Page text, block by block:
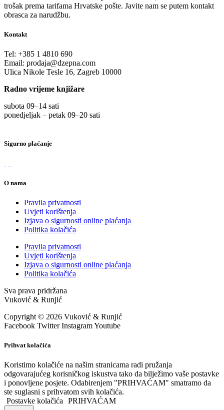
trošak prema tarifama Hrvatske pošte. Javite nam se putem kontakt
obrasca za narudžbu.
Kontakt
Tel: +385 1 4810 690
Email: prodaja@dzepna.com
Ulica Nikole Tesle 16, Zagreb 10000
Radno vrijeme knjižare
subota 09–14 sati
ponedjeljak – petak 09–20 sati
Sigurno plaćanje
O nama
Pravila privatnosti
Uvjeti korištenja
Izjava o sigurnosti online plaćanja
Politika kolačića
Pravila privatnosti
Uvjeti korištenja
Izjava o sigurnosti online plaćanja
Politika kolačića
Sva prava pridržana
Vuković & Runjić
Copyright © 2026 Vuković & Runjić
Facebook Twitter InstagramYoutube
Prihvat kolačića
Koristimo kolačiće na našim stranicama radi pružanja
odgovarajućeg korisničkog iskustva tako da bilježimo vaše postavke
i ponovljene posjete. Odabirenjem "PRIHVAĆAM" smatramo da
ste suglasni s prihvatom svih kolačića.
Postavke kolačića
PRIHVAĆAM